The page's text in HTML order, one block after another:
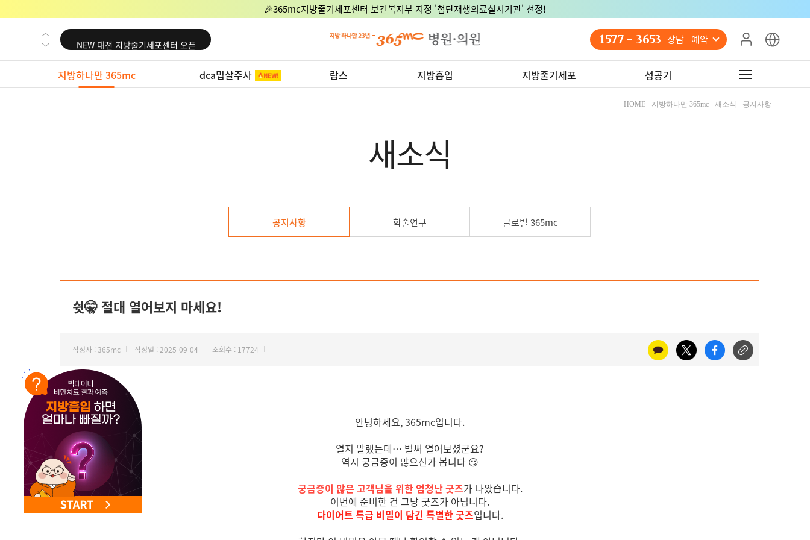
🎉365mc지방줄기세포센터 보건복지부 지정 '첨단재생의료실시기관' 선정!
NEW 교대 지방줄기세포센터 오픈
NEW 대전 지방줄기세포센터 오픈
NEW 노원 지방줄기세포센터 오픈
NEW 미국 LA점 오픈
1577 - 3653 상담 예약
지방하나만 365mc dca밉살주사 람스 지방흡입 지방줄기세포 성공기
HOME - 지방하나만 365mc - 새소식 - 공지사항
새소식
공지사항 학술연구 글로벌 365mc
쉿🤫 절대 열어보지 마세요!
작성자 : 365mc 작성일 : 2025-09-04 조회수 : 17724
안녕하세요, 365mc입니다.
열지 말랬는데… 벌써 열어보셨군요?
역시 궁금증이 많으신가 봅니다 😏
궁금증이 많은 고객님을 위한 엄청난 굿즈가 나왔습니다.
이번에 준비한 건 그냥 굿즈가 아닙니다.
다이어트 특급 비밀이 담긴 특별한 굿즈입니다.